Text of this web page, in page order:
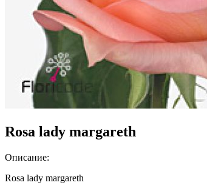
Rosa lady margareth
Описание:
Rosa lady margareth